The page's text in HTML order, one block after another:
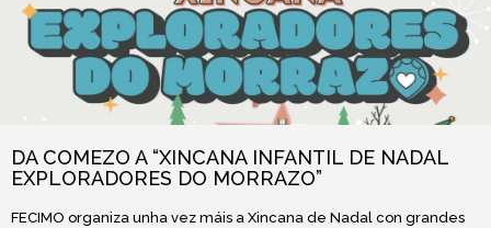
DA COMEZO A “XINCANA INFANTIL DE NADAL
EXPLORADORES DO MORRAZO”
FECIMO organiza unha vez máis a Xincana de Nadal con grandes